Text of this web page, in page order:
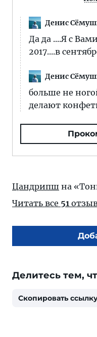
Денис
Да да ....Я с
2017....в
Денис
больше не
делают
Цандрипш на
Читать все 51
Делитесь тем,
Скопировать